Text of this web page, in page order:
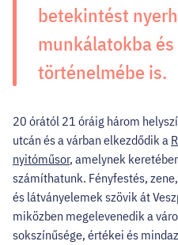
betekintést
munkálatokba
történelmébe is.
20 órától 21 óráig három
utcán és a várban elkezdődik a
nyitóműsor, amelynek
számíthatunk. Fényfestés,
és látványelemek szövik át
miközben megelevenedik a
sokszínűsége, értékei és